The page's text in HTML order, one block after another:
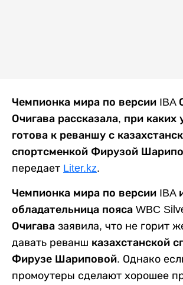
Чемпионка мира по версии IBA
Очигава рассказала, при каких
готова к реваншу с
спортсменкой Фирузой
передает Liter.kz.
Чемпионка мира по версии IBA
обладательница пояса WBC
Очигава заявила, что не горит
давать реванш казахстанской
Фирузе Шариповой. Однако
промоутеры сделают хорошее